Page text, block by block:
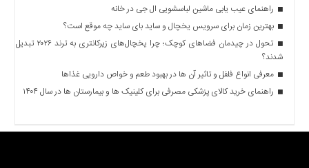
راهنمای عیب یابی ماشین لباسشویی ال جی در خانه
بهترین زمان برای سرویس یخچال و ساید بای ساید چه موقع است؟
تحول در چیدمان فضاهای کوچک؛ چرا یخچال‌های زیرکانتری به ترند ۲۰۲۶ تبدیل
شدند؟
معرفی انواع فلفل و تاثیر آن ‌ها در بهبود طعم و خواص دارویی غذاها
راهنمای خرید کالای پزشکی مصرفی برای کلینیک ها و بیمارستان ها در سال ۱۴۰۴